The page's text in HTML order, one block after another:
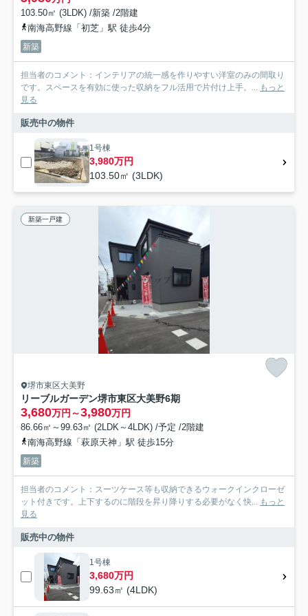
103.50㎡ (3LDK) /新築 /2階建
南海高野線「初芝」駅 徒歩4分
新築
担当者のコメント：インテリアの統一感を作りやすい洋室のみの間取り
です。スペースを有効に使った収納をフル活用で片付け上手。... もっと
見る
販売中の物件
1号棟
3,980万円
103.50㎡ (3LDK)
新築一戸建
堺市東区大美野
リーブルガーデン堺市東区大美野6期
3,680万円～3,980万円
86.66㎡～99.63㎡ (2LDK～4LDK) /予定 /2階建
南海高野線「萩原天神」駅 徒歩15分
新築
担当者のコメント：スーツケース等も収納できるウォークインクローゼ
ット付きです。上下するのに階段を昇り降りする必要がなく快... もっと
見る
販売中の物件
1号棟
3,680万円
99.63㎡ (4LDK)